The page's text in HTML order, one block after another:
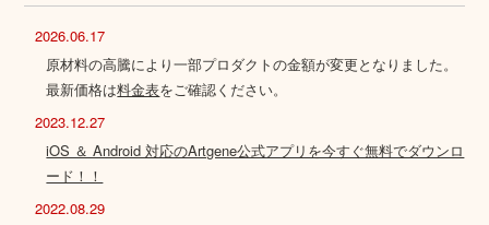
2026.06.17
原材料の高騰により一部プロダクトの金額が変更となりました。
最新価格は料金表をご確認ください。
2023.12.27
iOS ＆ Android 対応のArtgene公式アプリを今すぐ無料でダウンロ
ード！！
2022.08.29